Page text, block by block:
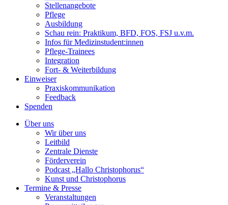
Stellenangebote
Pflege
Ausbildung
Schau rein: Praktikum, BFD, FOS, FSJ u.v.m.
Infos für Medizinstudent:innen
Pflege-Trainees
Integration
Fort- & Weiterbildung
Einweiser
Praxiskommunikation
Feedback
Spenden
Über uns
Wir über uns
Leitbild
Zentrale Dienste
Förderverein
Podcast „Hallo Christophorus“
Kunst und Christophorus
Termine & Presse
Veranstaltungen